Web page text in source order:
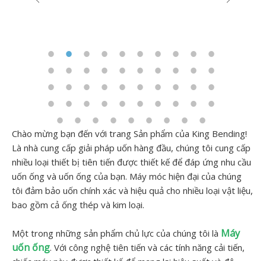
Chào mừng bạn đến với trang Sản phẩm của King Bending!
Là nhà cung cấp giải pháp uốn hàng đầu, chúng tôi cung cấp
nhiều loại thiết bị tiên tiến được thiết kế để đáp ứng nhu cầu
uốn ống và uốn ống của bạn. Máy móc hiện đại của chúng
tôi đảm bảo uốn chính xác và hiệu quả cho nhiều loại vật liệu,
bao gồm cả ống thép và kim loại.
Một trong những sản phẩm chủ lực của chúng tôi là Máy
uốn ống. Với công nghệ tiên tiến và các tính năng cải tiến,